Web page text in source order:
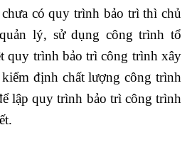
có quy trình bảo trì thì chủ
lý, sử dụng công trình tổ
quy trình bảo trì công trình xây
định chất lượng công trình
lập quy trình bảo trì công trình